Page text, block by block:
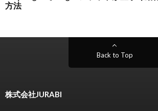
Back to Top
株式会社JURABI